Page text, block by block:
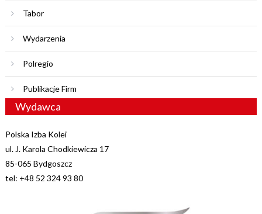
Tabor
Wydarzenia
Polregio
Publikacje Firm
Wydawca
Polska Izba Kolei
ul. J. Karola Chodkiewicza 17
85-065 Bydgoszcz
tel: +48 52 324 93 80